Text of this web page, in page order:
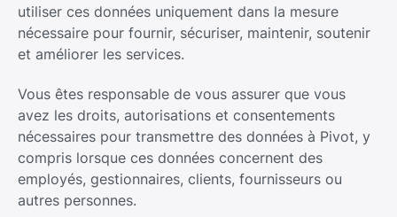
utiliser ces données uniquement dans la mesure
nécessaire pour fournir, sécuriser, maintenir, soutenir
et améliorer les services.
Vous êtes responsable de vous assurer que vous
avez les droits, autorisations et consentements
nécessaires pour transmettre des données à Pivot, y
compris lorsque ces données concernent des
employés, gestionnaires, clients, fournisseurs ou
autres personnes.